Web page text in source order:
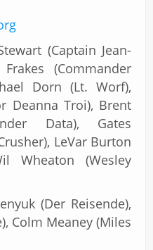
(Captain Jean-
(Commander
Dorn (Lt. Worf),
Deanna Troi), Brent
Data), Gates
LeVar Burton
Wheaton (Wesley
(Der Reisende),
Colm Meaney (Miles